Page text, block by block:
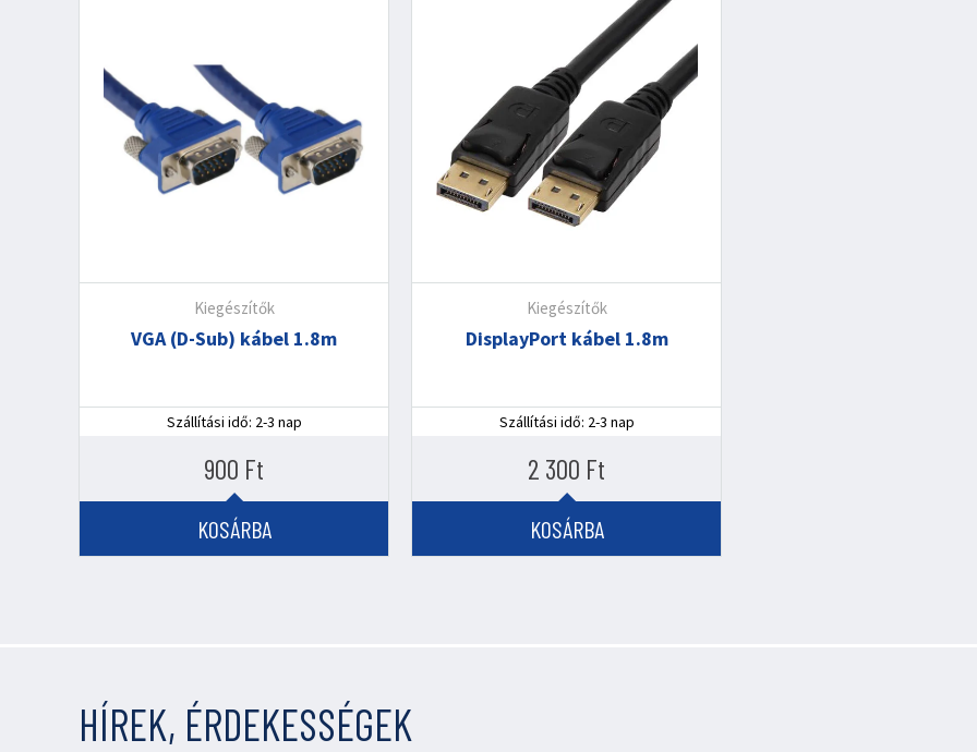
Kiegészítők
VGA (D-Sub) kábel 1.8m
Szállítási idő: 2-3 nap
900 Ft
KOSÁRBA
Kiegészítők
DisplayPort kábel 1.8m
Szállítási idő: 2-3 nap
2 300 Ft
KOSÁRBA
HÍREK, ÉRDEKESSÉGEK